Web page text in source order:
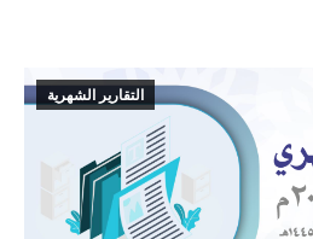
التقارير الشهرية